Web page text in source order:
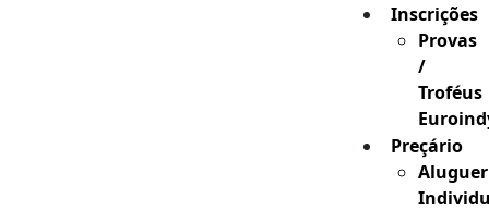
Inscrições
Provas
/
Troféus
Preçário
Aluguer